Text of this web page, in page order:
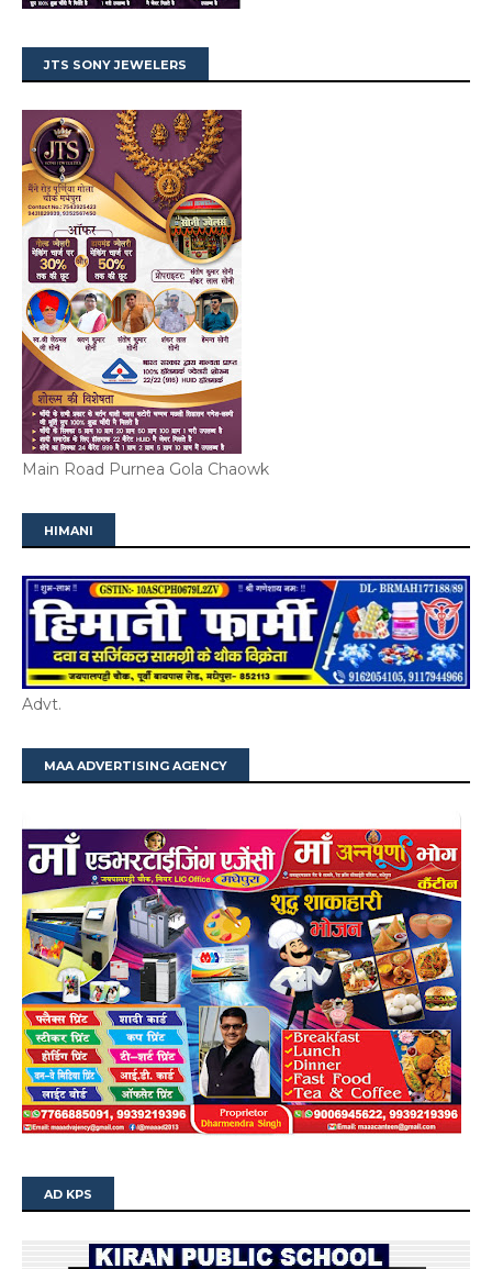
JTS SONY JEWELERS
Main Road Purnea Gola Chaowk
HIMANI
Advt.
MAA ADVERTISING AGENCY
AD KPS